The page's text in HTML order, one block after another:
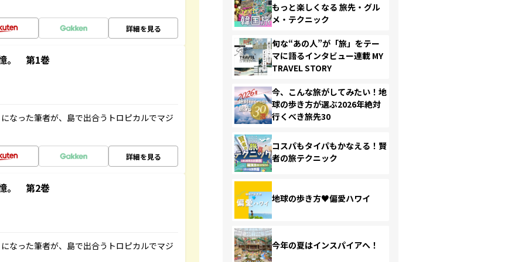
詳細を見る
。 第1巻
なった筆者が、島で出合うトロピカルでマジ
詳細を見る
。 第2巻
なった筆者が、島で出合うトロピカルでマジ
もっと楽しくなる 旅先・グル
メ・テクニック
旬な“あの人”が「旅」をテー
マに語るインタビュー連載 MY
TRAVEL STORY
今、こんな旅がしてみたい！地
球の歩き方が選ぶ2026年絶対
行くべき旅先30
コスパもタイパもかなえる！賢
者の旅テクニック
地球の歩き方♥偏愛ハワイ
今年の夏はインスパイアへ！